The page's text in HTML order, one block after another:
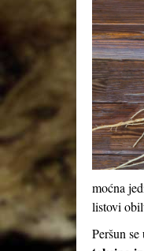
moćna
listovi
Peršun